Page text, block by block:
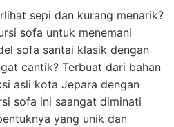
sepi dan kurang menarik?
sofa untuk menemani
sofa santai klasik dengan
cantik? Terbuat dari bahan
asli kota Jepara dengan
sofa ini saangat diminati
yang unik dan